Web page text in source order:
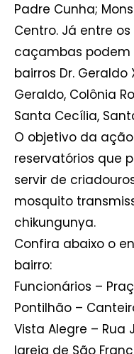
Padre Cunha;
Centro. Já entre
caçambas podem
bairros Dr. Geraldo
Geraldo, Colônia
Santa Cecília,
O objetivo da
reservatórios que
servir de
mosquito
chikungunya.
Confira abaixo o
bairro:
Funcionários –
Pontilhão –
Vista Alegre – Rua